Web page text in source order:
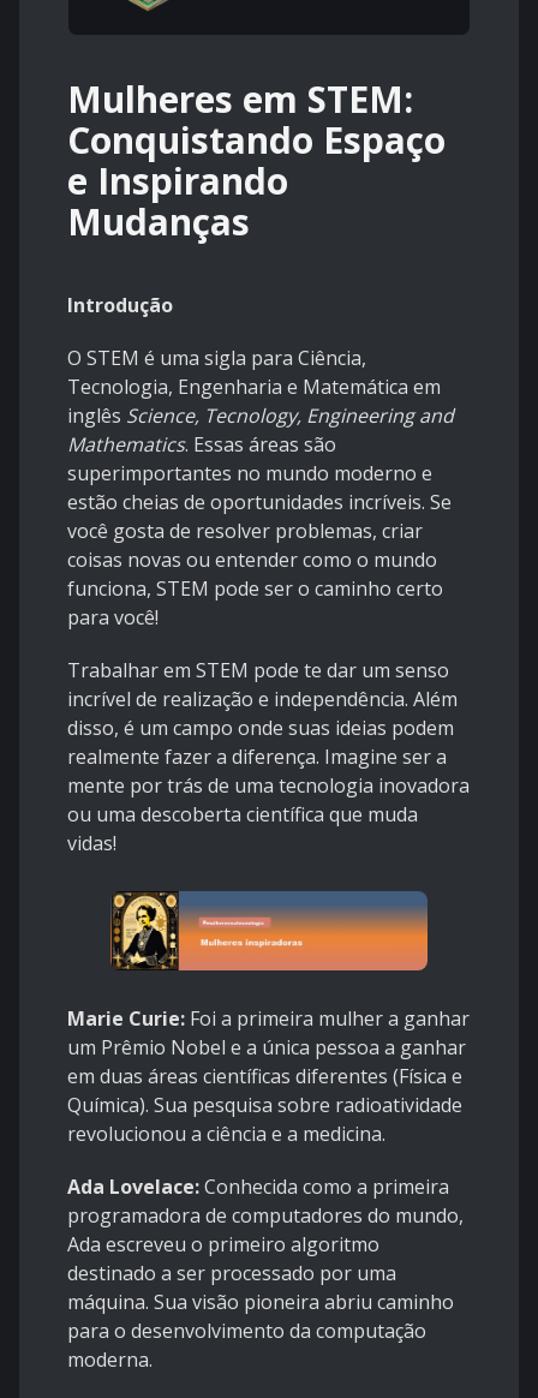
Mulheres em STEM:
Conquistando Espaço
e Inspirando
Mudanças
Introdução
O STEM é uma sigla para Ciência,
Tecnologia, Engenharia e Matemática em
inglês Science, Tecnology, Engineering and
Mathematics. Essas áreas são
superimportantes no mundo moderno e
estão cheias de oportunidades incríveis. Se
você gosta de resolver problemas, criar
coisas novas ou entender como o mundo
funciona, STEM pode ser o caminho certo
para você!
Trabalhar em STEM pode te dar um senso
incrível de realização e independência. Além
disso, é um campo onde suas ideias podem
realmente fazer a diferença. Imagine ser a
mente por trás de uma tecnologia inovadora
ou uma descoberta científica que muda
vidas!
Marie Curie: Foi a primeira mulher a ganhar
um Prêmio Nobel e a única pessoa a ganhar
em duas áreas científicas diferentes (Física e
Química). Sua pesquisa sobre radioatividade
revolucionou a ciência e a medicina.
Ada Lovelace:Conhecida como a primeira
programadora de computadores do mundo,
Ada escreveu o primeiro algoritmo
destinado a ser processado por uma
máquina. Sua visão pioneira abriu caminho
para o desenvolvimento da computação
moderna.